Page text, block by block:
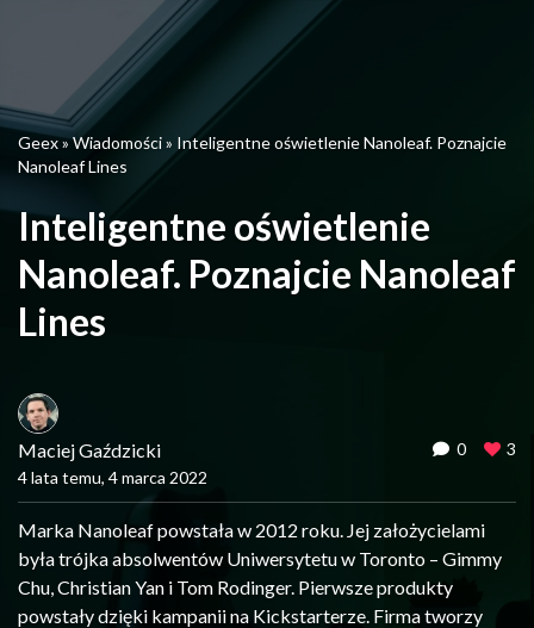
Geex»Wiadomości» Inteligentne oświetlenie Nanoleaf. Poznajcie
Nanoleaf Lines
Inteligentne oświetlenie
Nanoleaf. Poznajcie Nanoleaf
Lines
Maciej Gaździcki
4 lata temu, 4 marca 2022
0 3
Marka Nanoleaf powstała w 2012 roku. Jej założycielami
była trójka absolwentów Uniwersytetu w Toronto – Gimmy
Chu, Christian Yan i Tom Rodinger. Pierwsze produkty
powstały dzięki kampanii na Kickstarterze. Firma tworzy